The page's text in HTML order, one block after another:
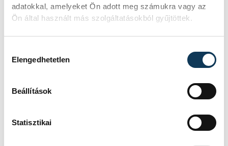
adatokkal, amelyeket Ön adott meg számukra vagy az
Ön által használt más szolgáltatásokból gyűjtöttek.
Elengedhetetlen
Beállítások
Statisztikai
játékosok, hogy félre tudjuk
tenni a tegnap történteket,
és jó képet tudunk mutatni a
kulcsfontosságú lesz a továbbjutás